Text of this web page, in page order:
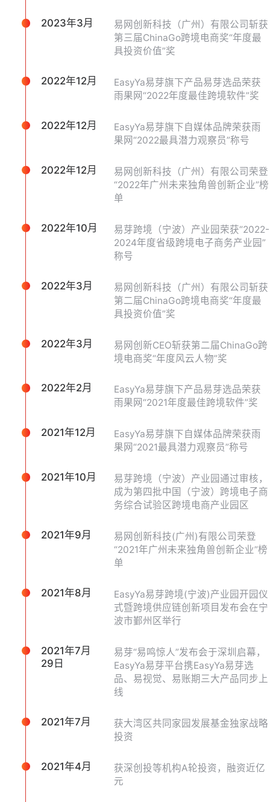
2023年3月
易网创新科技（广州）有限公司斩获
第三届ChinaGo跨境电商奖“年度最
具投资价值”奖
2022年12月
EasyYa易芽旗下产品易芽选品荣获
雨果网“2022年度最佳跨境软件”奖
2022年12月
EasyYa易芽旗下自媒体品牌荣获雨
果网“2022最具潜力观察员”称号
2022年12月
易网创新科技（广州）有限公司荣登
“2022年广州未来独角兽创新企业”榜
单
2022年10月
易芽跨境（宁波）产业园荣获“2022-
2024年度省级跨境电子商务产业园”
称号
2022年3月
易网创新科技（广州）有限公司斩获
第二届ChinaGo跨境电商奖“年度最
具投资价值”奖
2022年3月
易网创新CEO斩获第二届ChinaGo跨
境电商奖“年度风云人物”奖
2022年2月
EasyYa易芽旗下产品易芽选品荣获
雨果网“2021年度最佳跨境软件”奖
2021年12月
EasyYa易芽旗下自媒体品牌荣获雨
果网“2021最具潜力观察员”称号
2021年10月
易芽跨境（宁波）产业园通过审核，
成为第四批中国（宁波）跨境电子商
务综合试验区跨境电商产业园区
2021年9月
易网创新科技(广州)有限公司荣登
“2021年广州未来独角兽创新企业”榜
单
2021年8月
EasyYa易芽跨境(宁波)产业园开园仪
式暨跨境供应链创新项目发布会在宁
波市鄞州区举行
2021年7月
29日
易芽“易鸣惊人”发布会于深圳启幕，
EasyYa易芽平台携EasyYa易芽选
品、易视觉、易账期三大产品同步上
线
2021年7月
获大湾区共同家园发展基金独家战略
投资
2021年4月
获深创投等机构A轮投资，融资近亿
元